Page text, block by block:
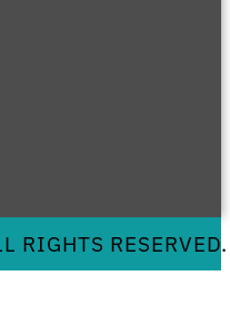
RIGHTS RESERVED.